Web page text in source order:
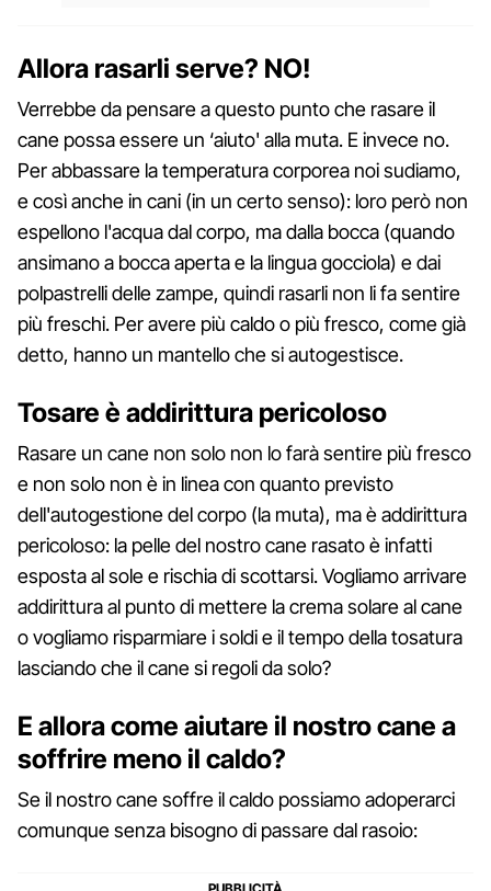
Allora rasarli serve? NO!
Verrebbe da pensare a questo punto che rasare il
cane possa essere un ‘aiuto' alla muta. E invece no.
Per abbassare la temperatura corporea noi sudiamo,
e così anche in cani (in un certo senso): loro però non
espellono l'acqua dal corpo, ma dalla bocca (quando
ansimano a bocca aperta e la lingua gocciola) e dai
polpastrelli delle zampe, quindi rasarli non li fa sentire
più freschi. Per avere più caldo o più fresco, come già
detto, hanno un mantello che si autogestisce.
Tosare è addirittura pericoloso
Rasare un cane non solo non lo farà sentire più fresco
e non solo non è in linea con quanto previsto
dell'autogestione del corpo (la muta), ma è addirittura
pericoloso: la pelle del nostro cane rasato è infatti
esposta al sole e rischia di scottarsi. Vogliamo arrivare
addirittura al punto di mettere la crema solare al cane
o vogliamo risparmiare i soldi e il tempo della tosatura
lasciando che il cane si regoli da solo?
E allora come aiutare il nostro cane a
soffrire meno il caldo?
Se il nostro cane soffre il caldo possiamo adoperarci
comunque senza bisogno di passare dal rasoio: